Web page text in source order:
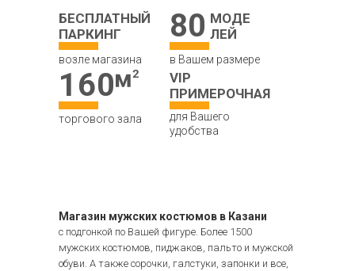
с подгонкой по Вашей фигуре. Более 1500
мужских костюмов, пиджаков, пальто и мужской
обуви. А также сорочки, галстуки, запонки и все,
БЕСПЛАТНЫЙ
ПАРКИНГ
возле магазина
80 МОДЕ
ЛЕЙ
в Вашем размере
160
торгового зала
VIP
ПРИМЕРОЧНАЯ
для Вашего
удобства
Магазин мужских костюмов в Казани